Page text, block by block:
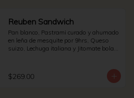
Reuben Sandwich
Pan blanco, Pastrami curado y ahumado
en leña de mesquite por 9hrs, Queso
suizo, Lechuga italiana y Jitomate bola. *
$269.00